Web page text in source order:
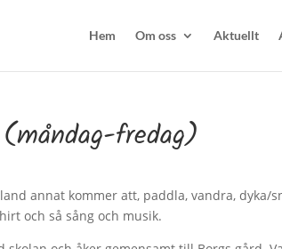
Hem Om oss Aktuellt
fredag)
annat kommer att, paddla, vandra, dyka/
och så sång och musik.